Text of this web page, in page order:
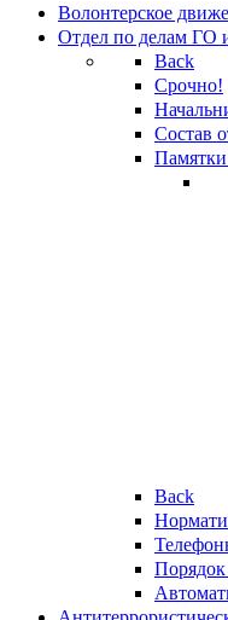
Волонтерское
Отдел по делам ГО
Back
Срочно!
Состав
Памятки
Back
Порядок